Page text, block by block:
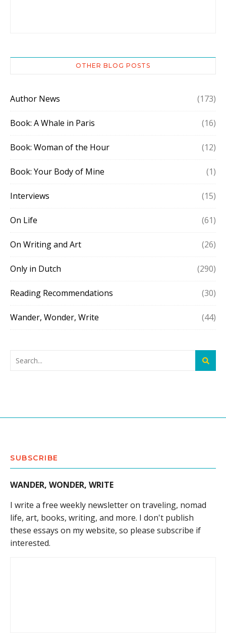
OTHER BLOG POSTS
Author News (173)
Book: A Whale in Paris (16)
Book: Woman of the Hour (12)
Book: Your Body of Mine (1)
Interviews (15)
On Life (61)
On Writing and Art (26)
Only in Dutch (290)
Reading Recommendations (30)
Wander, Wonder, Write (44)
SUBSCRIBE
WANDER, WONDER, WRITE
I write a free weekly newsletter on traveling, nomad
life, art, books, writing, and more. I don't publish
these essays on my website, so please subscribe if
interested.